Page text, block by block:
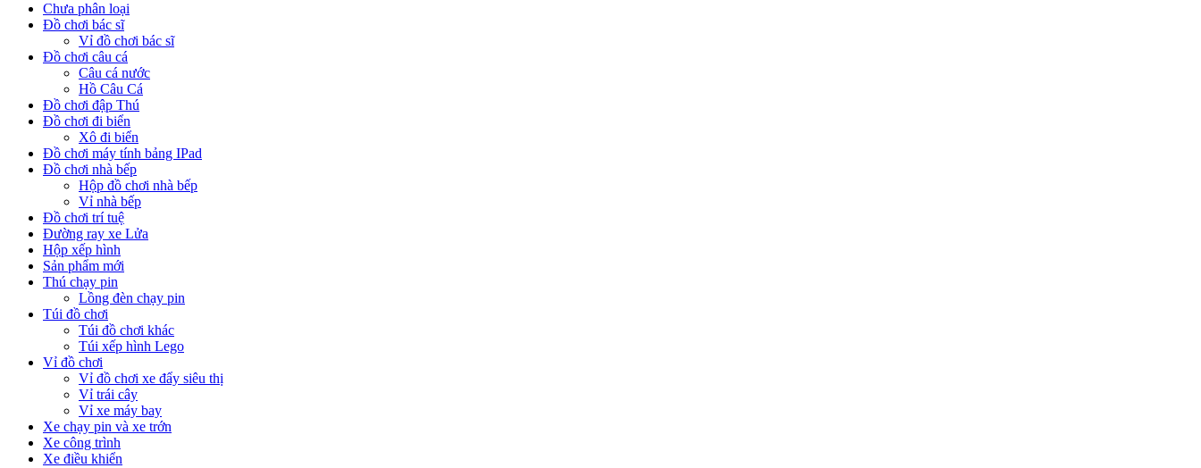
Chưa phân loại
Đồ chơi bác sĩ
Vỉ đồ chơi bác sĩ
Đồ chơi câu cá
Câu cá nước
Hồ Câu Cá
Đồ chơi đập Thú
Đồ chơi đi biển
Xô đi biển
Đồ chơi máy tính bảng IPad
Đồ chơi nhà bếp
Hộp đồ chơi nhà bếp
Vỉ nhà bếp
Đồ chơi trí tuệ
Đường ray xe Lửa
Hộp xếp hình
Sản phẩm mới
Thú chạy pin
Lồng đèn chạy pin
Túi đồ chơi
Túi đồ chơi khác
Túi xếp hình Lego
Vỉ đồ chơi
Vỉ đồ chơi xe đẩy siêu thị
Vỉ trái cây
Vỉ xe máy bay
Xe chạy pin và xe trớn
Xe công trình
Xe điều khiển